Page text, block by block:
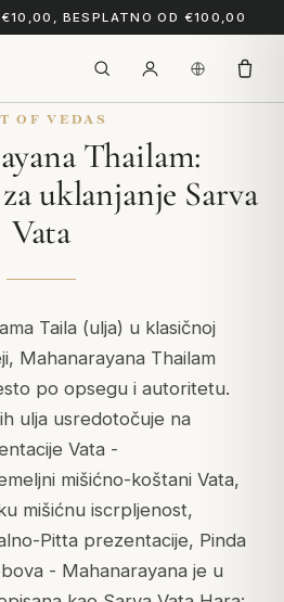
€10,00, BESPLATNO OD €100,00
OF VEDAS
Thailam:
uklanjanje Sarva
Vata
Taila (ulja) u klasičnoj
Mahanarayana Thailam
po opsegu i autoritetu.
ulja usredotočuje na
Vata -
mišićno-koštani Vata,
mišićnu iscrpljenost,
Pitta prezentacije, Pinda
- Mahanarayana je u